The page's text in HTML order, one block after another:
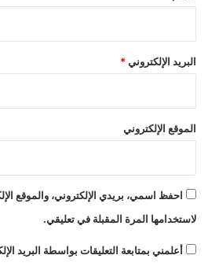
البريد الإلكتروني*
الموقع الإلكتروني
احفظ اسمي، بريدي الإلكتروني، والموقع
لاستخدامها المرة المقبلة في تعليقي.
أعلمني بمتابعة التعليقات بواسطة البريد